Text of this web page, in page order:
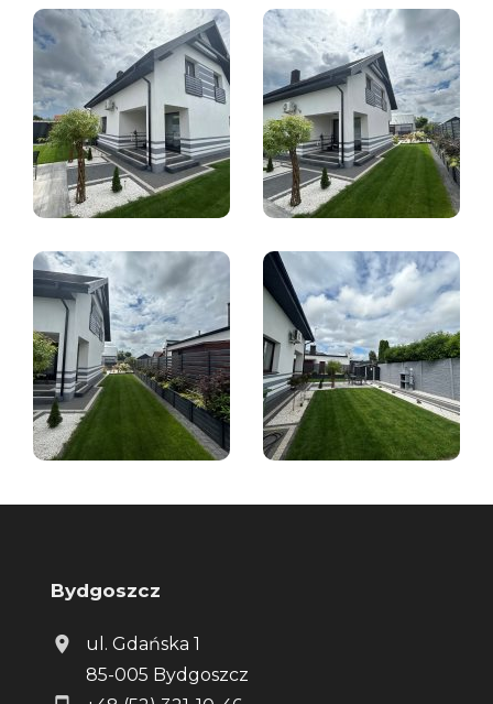
Bydgoszcz
ul. Gdańska 1
85-005 Bydgoszcz